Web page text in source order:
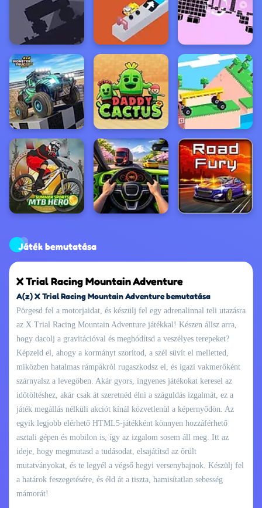
Játék bemutatása
X Trial Racing Mountain Adventure
A(z) X Trial Racing Mountain Adventure bemutatása
Pörgesd fel a motorjaidat, és készülj fel egy adrenalinnal teli utazásra
az X Trial Racing Mountain Adventure játékkal! Készen állsz arra,
hogy dacolj a gravitációval és meghódítsd a veszélyes terepeket?
Képzeld el, ahogy a kormányt szorítod, a szél süvít el melletted,
miközben hatalmas rámpákról rugaszkodsz el, és igazi vakmerőként
szárnyalsz a levegőben. Akár gyors, ingyenes játékokat keresel az
időtöltéshez, akár csak át szeretnéd élni a száguldás izgalmát, ez a
játék megállás nélküli akciót kínál közvetlenül a képernyődön. Az
egyik legjobb elérhető HTML5-játékként könnyen hozzáférhető
asztali gépen és mobilon is, így az izgalom sosem áll meg. Itt az
ideje, hogy megmutasd a tudásodat, elsajátítsd az őrült
mutatványokat, és te legyél a végső hegyi versenybajnok. Készülj fel
a határok feszegetésére, és éld át a tiszta, hamisítatlan sebesség
mámorát!